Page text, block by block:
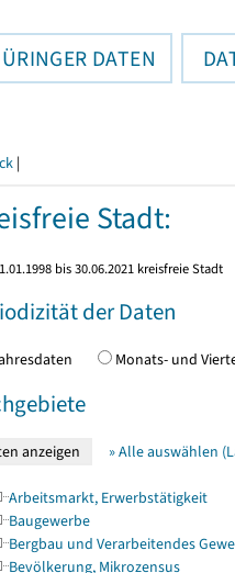
DATEN
|
Stadt:
bis 30.06.2021 kreisfreie Stadt
der Daten
Monats- und
» Alle auswählen
Arbeitsmarkt, Erwerbstätigkeit
Baugewerbe
Bergbau und Verarbeitendes
Bevölkerung, Mikrozensus